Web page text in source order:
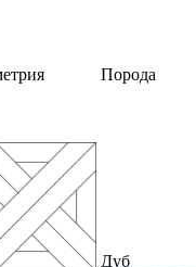
Порода
Дуб